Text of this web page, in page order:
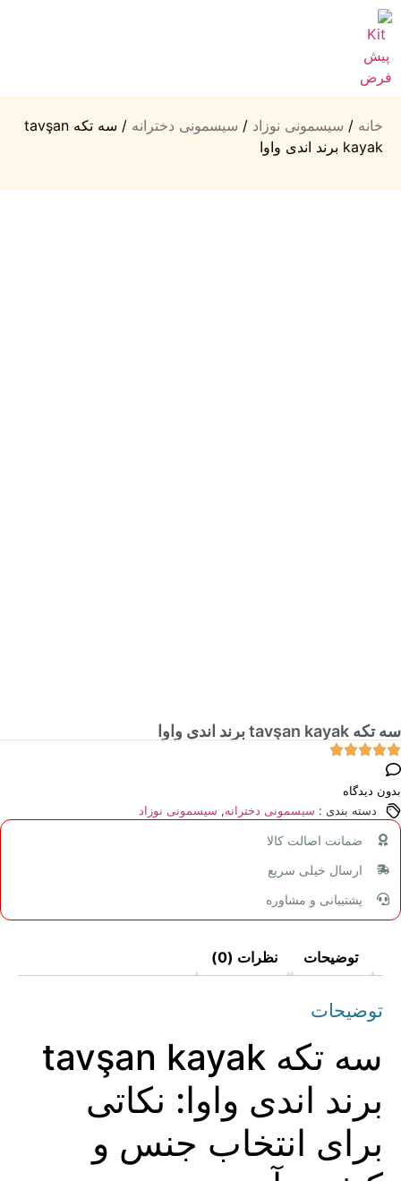
خانه / سیسمونی نوزاد / سیسمونی دخترانه
/ سه تکه tavşan
kayak برند اندی واوا
سه تکه tavşan kayak برند اندی واوا
بدون دیدگاه
دسته بندی : سیسمونی دخترانه, سیسمونی نوزاد
ضمانت اصالت کالا
ارسال خیلی سریع
پشتیبانی و مشاوره
توضیحات نظرات (0)
توضیحات
سه تکه tavşan kayak
برند اندی واوا: نکاتی
برای انتخاب جنس و